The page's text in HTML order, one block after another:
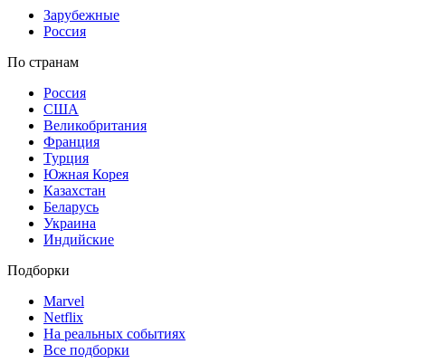
Зарубежные
Россия
По странам
Россия
США
Великобритания
Франция
Турция
Южная Корея
Казахстан
Беларусь
Украина
Индийские
Подборки
Marvel
Netflix
На реальных событиях
Все подборки